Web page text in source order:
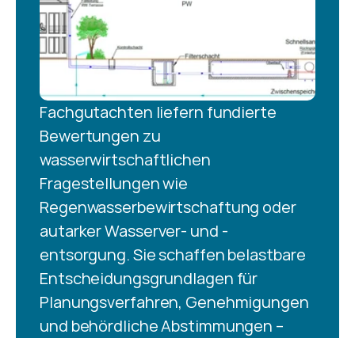
Fachgutachten liefern fundierte
Bewertungen zu
wasserwirtschaftlichen
Fragestellungen wie
Regenwasserbewirtschaftung oder
autarker Wasserver- und -
entsorgung. Sie schaffen belastbare
Entscheidungsgrundlagen für
Planungsverfahren, Genehmigungen
und behördliche Abstimmungen –